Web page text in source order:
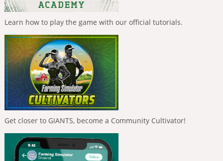
Learn how to play the game with our official tutorials.
Get closer to GIANTS, become a Community Cultivator!